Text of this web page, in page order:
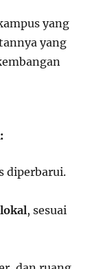
yang
yang
diperbarui.
, sesuai